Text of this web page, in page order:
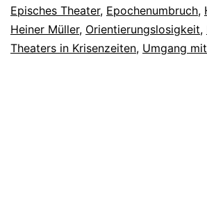
Episches Theater, Epochenumbruch,
Heiner Müller, Orientierungslosigkeit,
Theaters in Krisenzeiten, Umgang